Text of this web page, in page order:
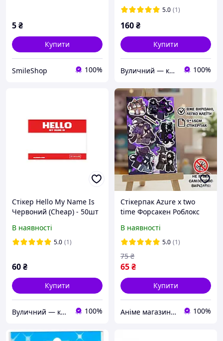
5₴
Купити
SmileShop 100%
5.0 (1)
160₴
Купити
Вуличний — коли ідеї виходять за межі 100%
Стікер Hello My Name Is
Червоний (Cheap) - 50шт
В наявності
5.0 (1)
60₴
Купити
Вуличний — коли ідеї виходять за межі 100%
Стікерпак Azure x two
time Форсакен Роблокс
В наявності
5.0 (1)
65₴
75 ₴
Купити
Аніме магазин Anikoneko 100%